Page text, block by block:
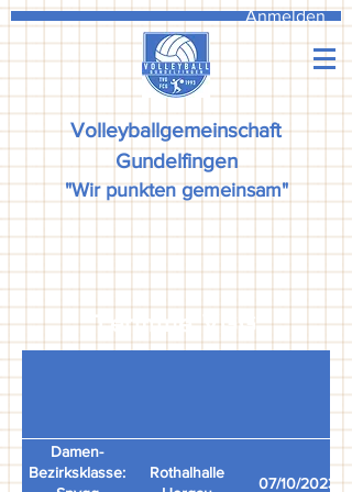
Anmelden
Volleyballgemeinschaft
Gundelfingen
"Wir punkten gemeinsam"
Termine VGG
Damen-
Bezirksklasse:
Rothalhalle
07/10/2023